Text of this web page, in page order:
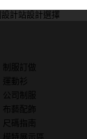
設計站設計選擇
制服訂做
運動衫
公司制服
布藝配飾
尺碼指南